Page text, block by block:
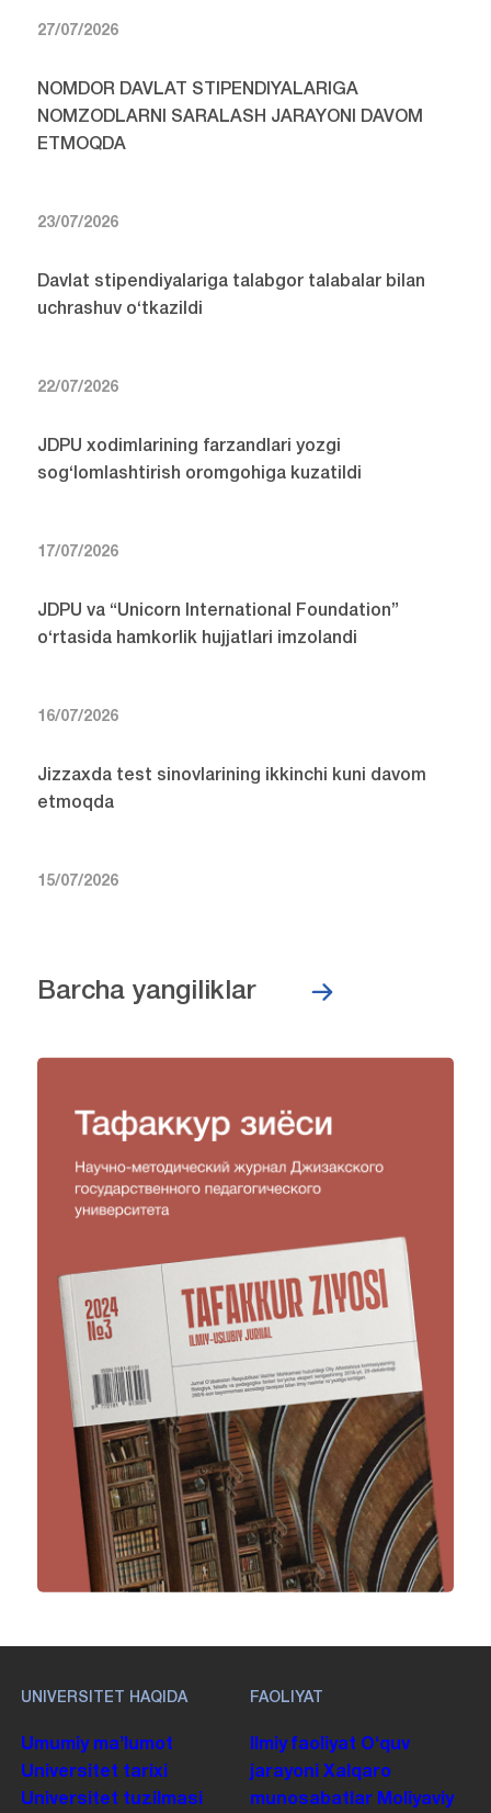
27/07/2026
NOMDOR DAVLAT STIPENDIYALARIGA
NOMZODLARNI SARALASH JARAYONI DAVOM
ETMOQDA
23/07/2026
Davlat stipendiyalariga talabgor talabalar bilan
uchrashuv o‘tkazildi
22/07/2026
JDPU xodimlarining farzandlari yozgi
sog‘lomlashtirish oromgohiga kuzatildi
17/07/2026
JDPU va “Unicorn International Foundation”
o‘rtasida hamkorlik hujjatlari imzolandi
16/07/2026
Jizzaxda test sinovlarining ikkinchi kuni davom
etmoqda
15/07/2026
Barcha yangiliklar
UNIVERSITET HAQIDA
Umumiy maʼlumot
Universitet tarixi
Universitet tuzilmasi
FAOLIYAT
Ilmiy faoliyat Oʻquv
jarayoni Xalqaro
munosabatlar Moliyaviy